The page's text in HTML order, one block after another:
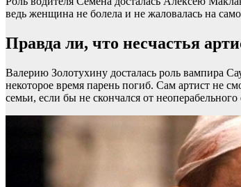
ведь женщина не болела и не жаловалась на
Правда ли, что несчастья
Валерию Золотухину досталась роль вампира
некоторое время парень погиб. Сам артист не
семьи, если бы не скончался от неоперабельного